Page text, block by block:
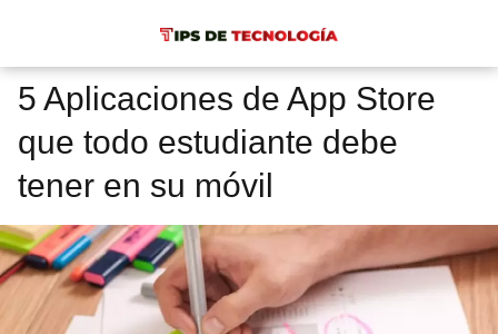
5 Aplicaciones de App Store
que todo estudiante debe
tener en su móvil